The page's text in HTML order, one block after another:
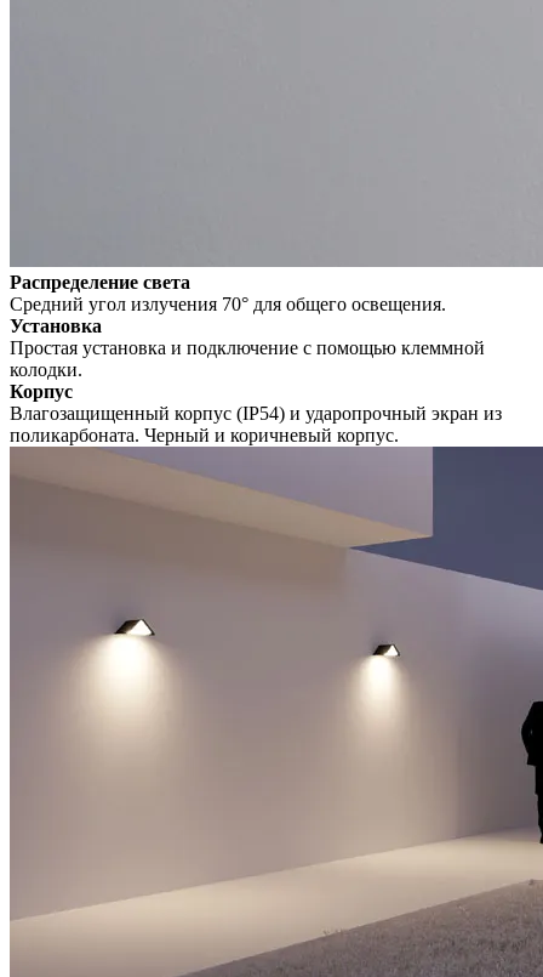
Распределение света
Средний угол излучения 70° для общего освещения.
Установка
Простая установка и подключение с помощью клеммной
колодки.
Корпус
Влагозащищенный корпус (IP54) и ударопрочный экран из
поликарбоната. Черный и коричневый корпус.